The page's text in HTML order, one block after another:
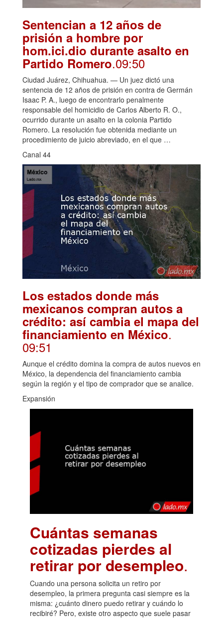
Sentencian a 12 años de
prisión a hombre por
hom.ici.dio durante asalto en
Partido Romero.09:50
Ciudad Juárez, Chihuahua. — Un juez dictó una
sentencia de 12 años de prisión en contra de Germán
Isaac P. A., luego de encontrarlo penalmente
responsable del homicidio de Carlos Alberto R. O.,
ocurrido durante un asalto en la colonia Partido
Romero. La resolución fue obtenida mediante un
procedimiento de juicio abreviado, en el que …
Canal 44
Los estados donde más
mexicanos compran autos a
crédito: así cambia el mapa del
financiamiento en México.
09:51
Aunque el crédito domina la compra de autos nuevos en
México, la dependencia del financiamiento cambia
según la región y el tipo de comprador que se analice.
Expansión
Cuántas semanas
cotizadas pierdes al
retirar por desempleo.
Cuando una persona solicita un retiro por
desempleo, la primera pregunta casi siempre es la
misma: ¿cuánto dinero puedo retirar y cuándo lo
recibiré? Pero, existe otro aspecto que suele pasar